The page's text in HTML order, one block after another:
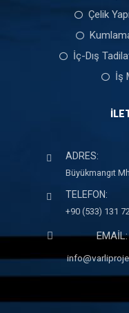
Çelik
İç-Dış
İş
ADRES:
Büyükmangıt
TELEFON:
+90 (533) 131
EMAİL: